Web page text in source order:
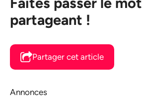
partageant !
Partager cet article
Annonces